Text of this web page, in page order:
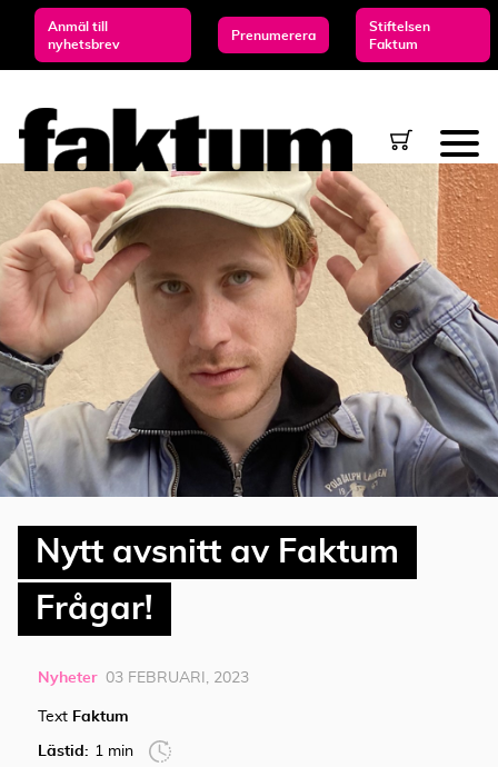
Anmäl till
nyhetsbrev
Prenumerera
Stiftelsen
Faktum
Nytt avsnitt av Faktum
Frågar!
Nyheter 03 FEBRUARI, 2023
Text Faktum
Lästid: 1 min